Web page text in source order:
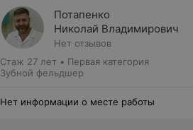
Потапенко
Николай Владимирович
Нет отзывов
Стаж 27 лет • Первая категория
Зубной фельдшер
Нет информации о месте работы